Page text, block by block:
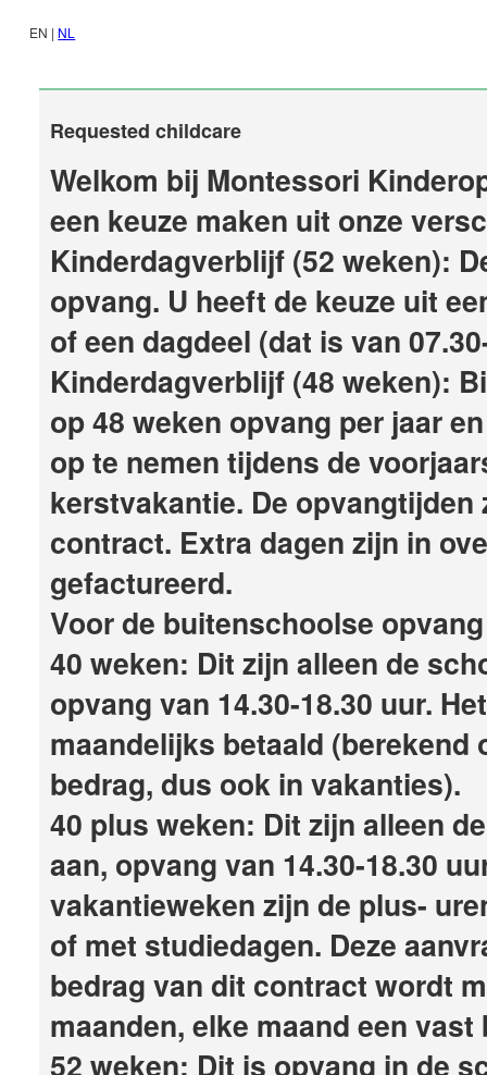
EN | NL
Requested childcare
Welkom bij Montessori
een keuze maken uit onze
Kinderdagverblijf (52 weken):
opvang. U heeft de keuze uit
of een dagdeel (dat is van
Kinderdagverblijf (48 weken):
op 48 weken opvang per jaar
op te nemen tijdens de
kerstvakantie. De opvangtijden
contract. Extra dagen zijn in
gefactureerd.
Voor de buitenschoolse
40 weken: Dit zijn alleen de
opvang van 14.30-18.30 uur.
maandelijks betaald (berekend
bedrag, dus ook in vakanties).
40 plus weken: Dit zijn alleen
aan, opvang van 14.30-18.30
vakantieweken zijn de plus-
of met studiedagen. Deze
bedrag van dit contract wordt
maanden, elke maand een
52 weken: Dit is opvang in de